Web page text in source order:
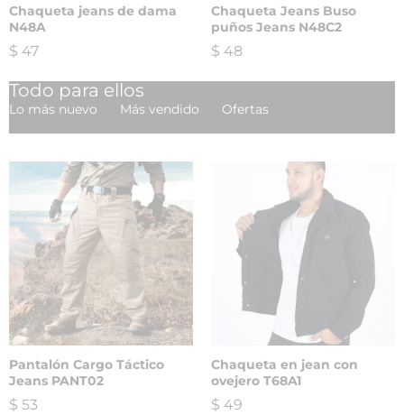
Chaqueta jeans de dama
N48A
$ 47
Chaqueta Jeans Buso
puños Jeans N48C2
$ 48
Todo para ellos
Lo más nuevo Más vendido Ofertas
Pantalón Cargo Táctico
Jeans PANT02
$ 53
Chaqueta en jean con
ovejero T68A1
$ 49